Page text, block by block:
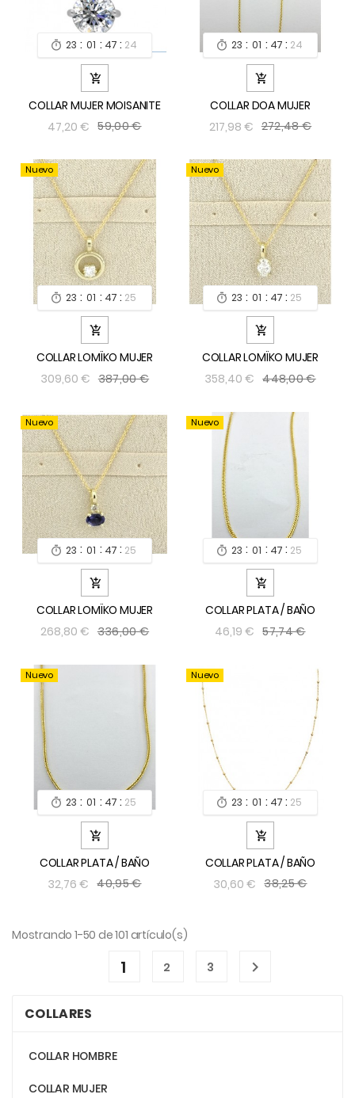
 23 : 01 : 47 : 24

COLLAR MUJER MOISANITE
47,20 € 59,00 €
 23 : 01 : 47 : 24

COLLAR DOA MUJER
217,98 € 272,48 €
Nuevo
 23 : 01 : 47 : 24

COLLAR LOMÏKO MUJER
309,60 € 387,00 €
Nuevo
 23 : 01 : 47 : 24

COLLAR LOMÏKO MUJER
358,40 € 448,00 €
Nuevo
 23 : 01 : 47 : 24

COLLAR LOMÏKO MUJER
268,80 € 336,00 €
Nuevo
 23 : 01 : 47 : 24

COLLAR PLATA / BAÑO
46,19 € 57,74 €
Nuevo
 23 : 01 : 47 : 24

COLLAR PLATA / BAÑO
32,76 € 40,95 €
Nuevo
 23 : 01 : 47 : 24

COLLAR PLATA / BAÑO
30,60 € 38,25 €
Mostrando 1-50 de 101 artículo(s)
1 2 3 
COLLARES
COLLAR HOMBRE
COLLAR MUJER